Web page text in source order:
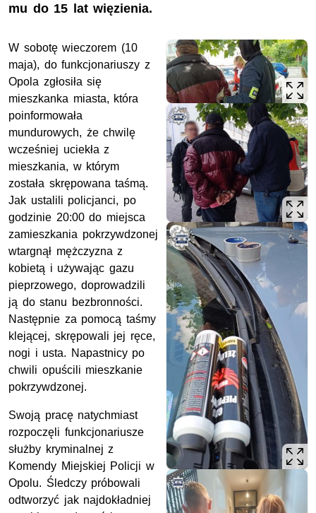
mu do 15 lat więzienia.
W sobotę wieczorem (10
maja), do funkcjonariuszy z
Opola zgłosiła się
mieszkanka miasta, która
poinformowała
mundurowych, że chwilę
wcześniej uciekła z
mieszkania, w którym
została skrępowana taśmą.
Jak ustalili policjanci, po
godzinie 20:00 do miejsca
zamieszkania pokrzywdzonej
wtargnął mężczyzna z
kobietą i używając gazu
pieprzowego, doprowadzili
ją do stanu bezbronności.
Następnie za pomocą taśmy
klejącej, skrępowali jej ręce,
nogi i usta. Napastnicy po
chwili opuścili mieszkanie
pokrzywdzonej.
Swoją pracę natychmiast
rozpoczęli funkcjonariusze
służby kryminalnej z
Komendy Miejskiej Policji w
Opolu. Śledczy próbowali
odtworzyć jak najdokładniej